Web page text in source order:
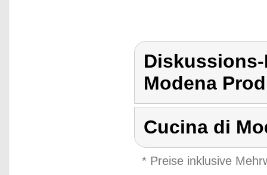
Modena
Cucina di
* Preise inklusive